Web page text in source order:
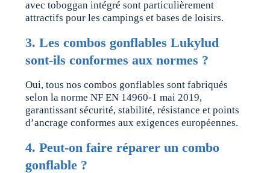
avec toboggan intégré sont particulièrement
attractifs pour les campings et bases de loisirs.
3. Les combos gonflables Lukylud
sont-ils conformes aux normes ?
Oui, tous nos combos gonflables sont fabriqués
selon la norme NF EN 14960-1 mai 2019,
garantissant sécurité, stabilité, résistance et points
d’ancrage conformes aux exigences européennes.
4. Peut-on faire réparer un combo
gonflable ?